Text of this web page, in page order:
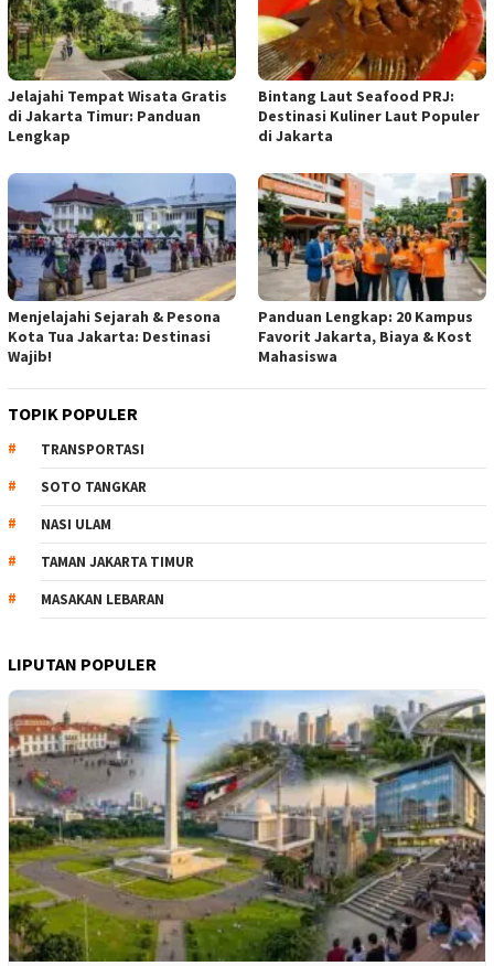
Jelajahi Tempat Wisata Gratis
di Jakarta Timur: Panduan
Lengkap
Bintang Laut Seafood PRJ:
Destinasi Kuliner Laut Populer
di Jakarta
Menjelajahi Sejarah & Pesona
Kota Tua Jakarta: Destinasi
Wajib!
Panduan Lengkap: 20 Kampus
Favorit Jakarta, Biaya & Kost
Mahasiswa
TOPIK POPULER
TRANSPORTASI
SOTO TANGKAR
NASI ULAM
TAMAN JAKARTA TIMUR
MASAKAN LEBARAN
LIPUTAN POPULER